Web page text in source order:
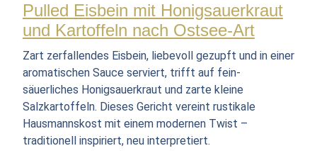
Pulled Eisbein mit Honigsauerkraut
und Kartoffeln nach Ostsee-Art
Zart zerfallendes Eisbein, liebevoll gezupft und in einer
aromatischen Sauce serviert, trifft auf fein-
säuerliches Honigsauerkraut und zarte kleine
Salzkartoffeln. Dieses Gericht vereint rustikale
Hausmannskost mit einem modernen Twist –
traditionell inspiriert, neu interpretiert.